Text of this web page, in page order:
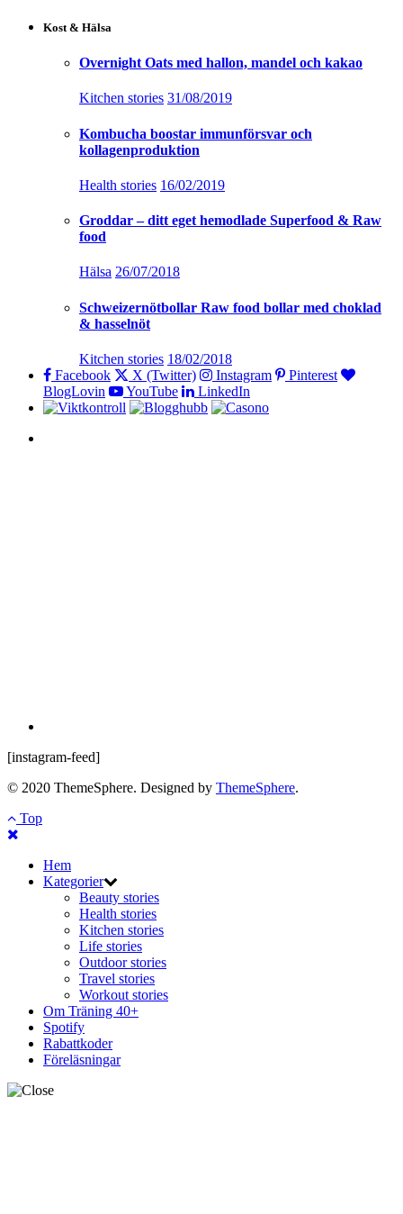
Kost & Hälsa
Overnight Oats med hallon, mandel och kakao
Kitchen stories 31/08/2019
Kombucha boostar immunförsvar och
kollagenproduktion
Health stories 16/02/2019
Groddar – ditt eget hemodlade Superfood & Raw
food
Hälsa 26/07/2018
Schweizernötbollar Raw food bollar med choklad
& hasselnöt
Kitchen stories 18/02/2018
Facebook
X (Twitter) Instagram
Pinterest
BlogLovin
YouTube LinkedIn
[instagram-feed]
© 2020 ThemeSphere. Designed by ThemeSphere.
Top
Hem
Kategorier
Beauty stories
Health stories
Kitchen stories
Life stories
Outdoor stories
Travel stories
Workout stories
Om Träning 40+
Spotify
Rabattkoder
Föreläsningar